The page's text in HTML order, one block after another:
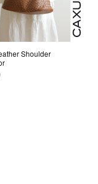
Shoulder